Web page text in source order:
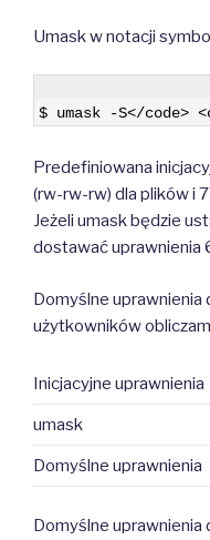
Umask w notacji
$ umask -S</code> <
Predefiniowana
(rw-rw-rw) dla plików i
Jeżeli umask będzie
dostawać uprawnienia
Domyślne uprawnienia
użytkowników
Inicjacyjne uprawnienia
umask
Domyślne uprawnienia
Domyślne uprawnienia